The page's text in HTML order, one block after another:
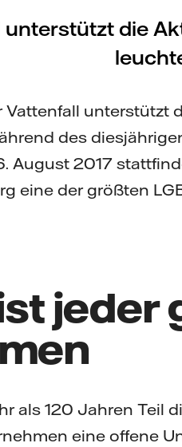
die
Vattenfall unterstützt
des
August 2017
eine der größten
als 120 Jahren Teil
eine offene